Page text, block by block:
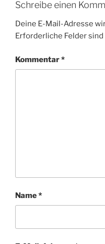
Schreibe einen
Deine E-Mail-Adresse
Erforderliche Felder
Kommentar*
Name*